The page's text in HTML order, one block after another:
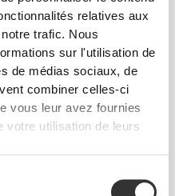
relatives aux
trafic. Nous
sur l'utilisation de
de médias sociaux, de
combiner celles-ci
vous leur avez fournies
votre utilisation de leurs
QUALITÉ
dans ces boîtes